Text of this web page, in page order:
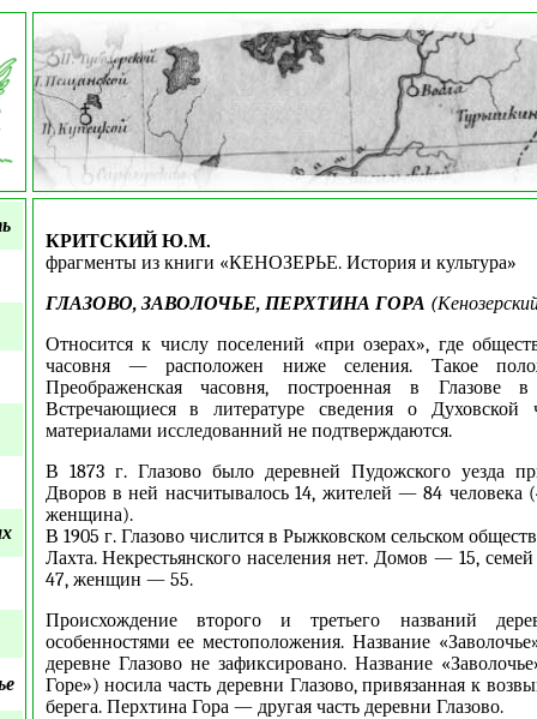
.
КРИТСКИЙ Ю.М.
фрагменты из книги «КЕНОЗЕРЬЕ. История и культура»
ГЛАЗОВО, ЗАВОЛОЧЬЕ, ПЕРХТИНА ГОРА
Относится к числу поселений «при озерах», где
часовня — расположен ниже селения. Такое
Преображенская часовня, построенная в Глазове
Встречающиеся в литературе сведения о Духовской
материалами исследованний не подтверждаются.
В 1873 г. Глазово было деревней Пудожского уезда
Дворов в ней насчитывалось 14, жителей — 84
женщина).
В 1905 г. Глазово числится в Рыжковском сельском
Лахта. Некрестьянского населения нет. Домов — 15,
47, женщин — 55.
Происхождение второго и третьего названий
особенностями ее местоположения. Название
деревне Глазово не зафиксировано. Название
Горе») носила часть деревни Глазово, привязанная к
берега. Перхтина Гора — другая часть деревни Глазово.